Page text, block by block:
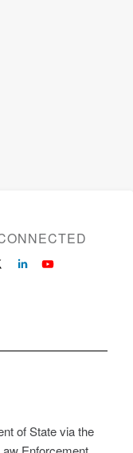
of State via the